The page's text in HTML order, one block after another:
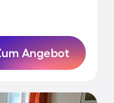
Angebot